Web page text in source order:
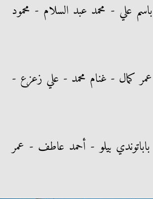
علي - محمد عبد السلام - محمود
كمال - غنام محمد - علي زعزع -
بيلو - أحمد عاطف - عمر